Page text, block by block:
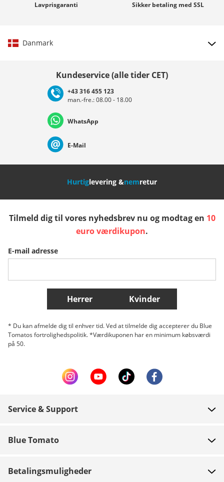
Lavprisgaranti Sikker betaling med SSL
Danmark
Deutschland Österreich
Nederland Italia (Italiano) Italien (Deutsch)
Slovenija
Belgique (Français) Danmark Norge
Flere lande
Kundeservice (alle tider CET)
+43 316 455 123
man.-fre.: 08.00 - 18.00
WhatsApp
E-Mail
Hurtiglevering &nemretur
Tilmeld dig til vores nyhedsbrev nu og modtag en 10
euro værdikupon.
E-mail adresse
Herrer Kvinder
* Du kan afmelde dig til enhver tid. Ved at tilmelde dig accepterer du Blue
Tomatos fortrolighedspolitik. *Værdikuponen har en minimum købsværdi
på 50.
Service & Support
Betaling
Blue Tomato
Betalingsmuligheder